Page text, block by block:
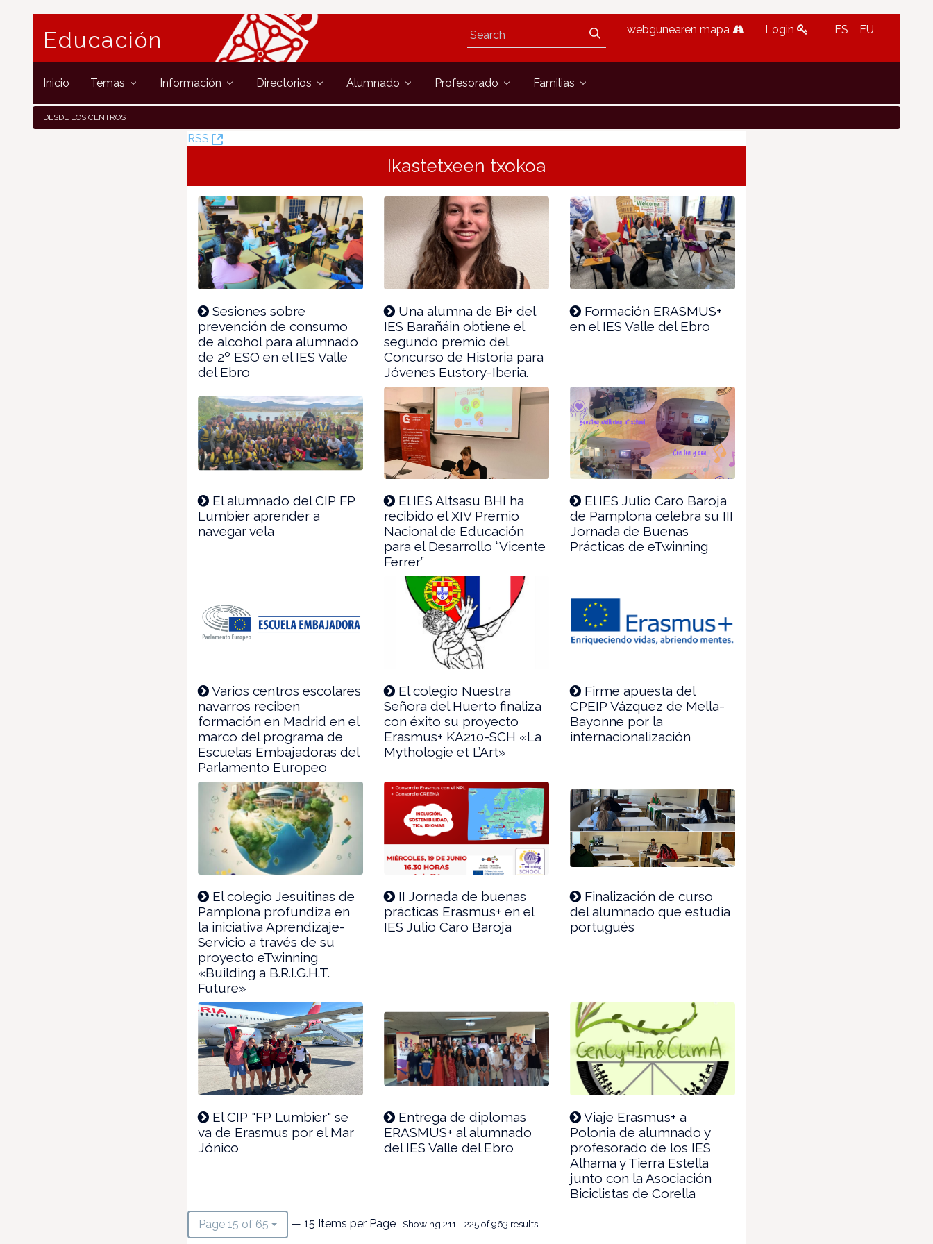
Educación webgunearen mapa Login ES EU
Inicio Temas Información Directorios Alumnado Profesorado Familias
DESDE LOS CENTROS
RSS
(Opens
Ikastetxeen txokoa
Sesiones sobre
prevención de consumo
de alcohol para alumnado
de 2º ESO en el IES Valle
del Ebro
Una alumna de Bi+ del
IES Barañáin obtiene el
segundo premio del
Concurso de Historia para
Jóvenes Eustory-Iberia.
Formación ERASMUS+
en el IES Valle del Ebro
El alumnado del CIP FP
Lumbier aprender a
navegar vela
El IES Altsasu BHI ha
recibido el XIV Premio
Nacional de Educación
para el Desarrollo “Vicente
Ferrer”
El IES Julio Caro Baroja
de Pamplona celebra su III
Jornada de Buenas
Prácticas de eTwinning
Varios centros escolares
navarros reciben
formación en Madrid en el
marco del programa de
Escuelas Embajadoras del
Parlamento Europeo
El colegio Nuestra
Señora del Huerto finaliza
con éxito su proyecto
Erasmus+ KA210-SCH «La
Mythologie et L’Art»
Firme apuesta del
CPEIP Vázquez de Mella-
Bayonne por la
internacionalización
El colegio Jesuitinas de
Pamplona profundiza en
la iniciativa Aprendizaje-
Servicio a través de su
proyecto eTwinning
«Building a B.R.I.G.H.T.
Future»
II Jornada de buenas
prácticas Erasmus+ en el
IES Julio Caro Baroja
Finalización de curso
del alumnado que estudia
portugués
El CIP "FP Lumbier" se
va de Erasmus por el Mar
Jónico
Entrega de diplomas
ERASMUS+ al alumnado
del IES Valle del Ebro
Viaje Erasmus+ a
Polonia de alumnado y
profesorado de los IES
Alhama y Tierra Estella
junto con la Asociación
Biciclistas de Corella
Page 15 of 65 — 15 Items per Page Showing 211 - 225 of 963 results.